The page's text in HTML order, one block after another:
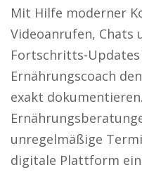
Mit Hilfe moderner
Videoanrufen, Chats
Fortschritts-
Ernährungscoach
exakt
unregelmäßige
digitale Plattform